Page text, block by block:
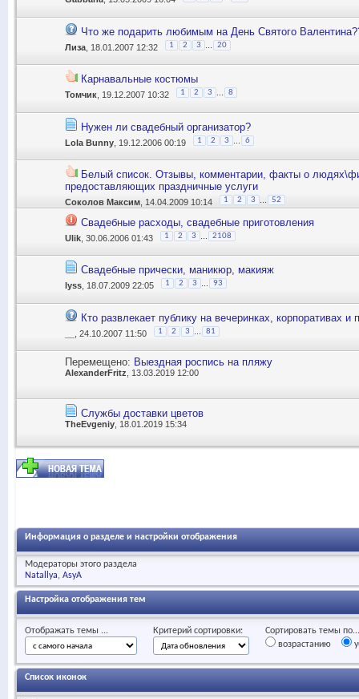
Что же подарить любимым на День Святого
Лиза , 18.01.2007 12:32 1 2 3 20
Карнавальные костюмы
Томчик , 19.12.2007 10:32 1 2 3 8
Нужен ли свадебный организатор?
Lola Bunny , 19.12.2006 00:19 1 2 3 6
Белый список. Отзывы, комментарии, факты о
предоставляющих праздничные услуги
Соколов Максим , 14.04.2009 10:14 1 2 3 52
Свадебные расходы, свадебные приготовления
Ulik , 30.06.2006 01:43 1 2 3 2108
Свадебные прически, маникюр, макияж
lyss , 18.07.2009 22:05 1 2 3 93
Кто развлекает публику на вечеринках, корпоративах и
, 24.10.2007 11:50 1 2 3 81
Перемещено: Выездная роспись на пляжу
AlexanderFritz , 13.03.2019 12:00
Службы доставки цветов
TheEvgeniy , 18.01.2019 15:34
Информация о разделе и настройки отображения
Модераторы этого раздела
Natallya AsyA
Настройка отображения тем
Отображать темы ... Критерий сортировки:
Сортировать темы по...
возрастанию
Список иконок